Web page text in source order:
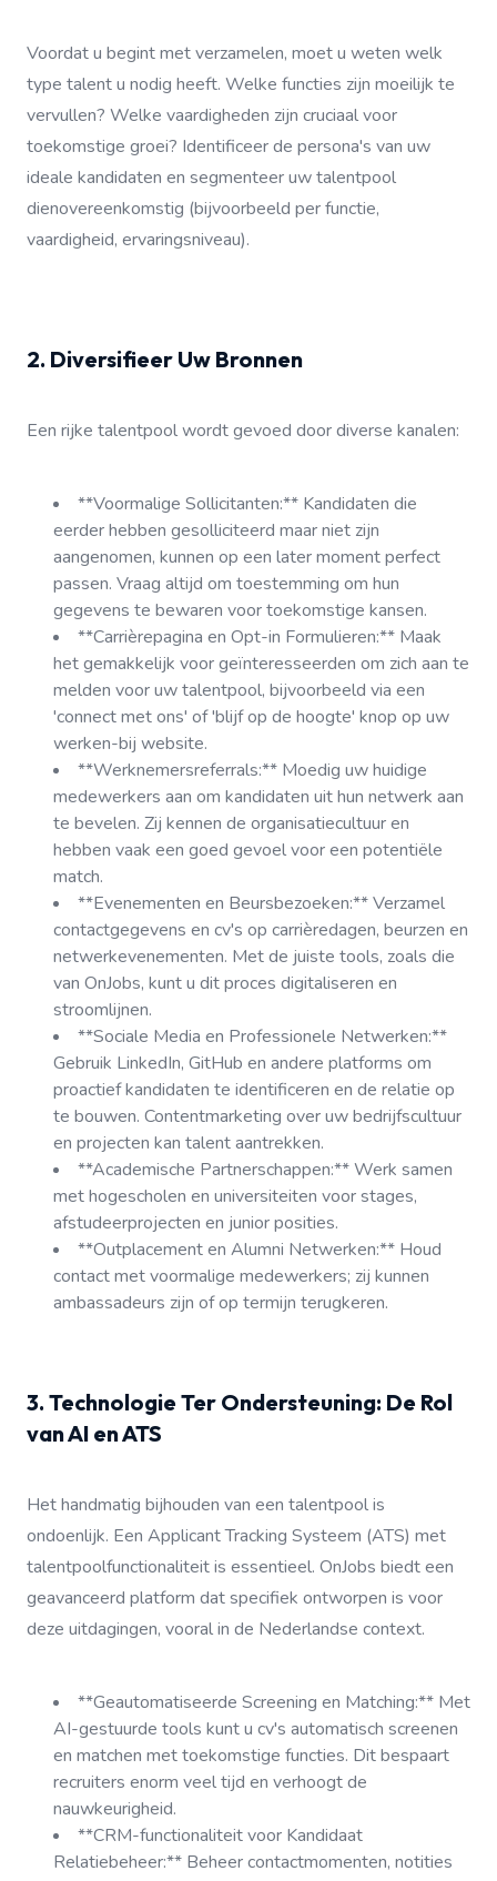
Voordat u begint met verzamelen, moet u weten welk
type talent u nodig heeft. Welke functies zijn moeilijk te
vervullen? Welke vaardigheden zijn cruciaal voor
toekomstige groei? Identificeer de persona's van uw
ideale kandidaten en segmenteer uw talentpool
dienovereenkomstig (bijvoorbeeld per functie,
vaardigheid, ervaringsniveau).
2. Diversifieer Uw Bronnen
Een rijke talentpool wordt gevoed door diverse kanalen:
**Voormalige Sollicitanten:** Kandidaten die
eerder hebben gesolliciteerd maar niet zijn
aangenomen, kunnen op een later moment perfect
passen. Vraag altijd om toestemming om hun
gegevens te bewaren voor toekomstige kansen.
**Carrièrepagina en Opt-in Formulieren:** Maak
het gemakkelijk voor geïnteresseerden om zich aan te
melden voor uw talentpool, bijvoorbeeld via een
'connect met ons' of 'blijf op de hoogte' knop op uw
werken-bij website.
**Werknemersreferrals:** Moedig uw huidige
medewerkers aan om kandidaten uit hun netwerk aan
te bevelen. Zij kennen de organisatiecultuur en
hebben vaak een goed gevoel voor een potentiële
match.
**Evenementen en Beursbezoeken:** Verzamel
contactgegevens en cv's op carrièredagen, beurzen en
netwerkevenementen. Met de juiste tools, zoals die
van OnJobs, kunt u dit proces digitaliseren en
stroomlijnen.
**Sociale Media en Professionele Netwerken:**
Gebruik LinkedIn, GitHub en andere platforms om
proactief kandidaten te identificeren en de relatie op
te bouwen. Contentmarketing over uw bedrijfscultuur
en projecten kan talent aantrekken.
**Academische Partnerschappen:** Werk samen
met hogescholen en universiteiten voor stages,
afstudeerprojecten en junior posities.
**Outplacement en Alumni Netwerken:** Houd
contact met voormalige medewerkers; zij kunnen
ambassadeurs zijn of op termijn terugkeren.
3. Technologie Ter Ondersteuning: De Rol
van AI en ATS
Het handmatig bijhouden van een talentpool is
ondoenlijk. Een Applicant Tracking Systeem (ATS) met
talentpoolfunctionaliteit is essentieel. OnJobs biedt een
geavanceerd platform dat specifiek ontworpen is voor
deze uitdagingen, vooral in de Nederlandse context.
**Geautomatiseerde Screening en Matching:** Met
AI-gestuurde tools kunt u cv's automatisch screenen
en matchen met toekomstige functies. Dit bespaart
recruiters enorm veel tijd en verhoogt de
nauwkeurigheid.
**CRM-functionaliteit voor Kandidaat
Relatiebeheer:** Beheer contactmomenten, notities